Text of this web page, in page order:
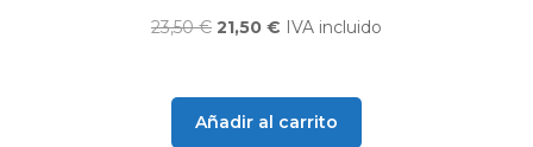
23,50€ El
23,50 €.
21,50 €El
21,50 €.
IVA incluido
Añadir al carrito